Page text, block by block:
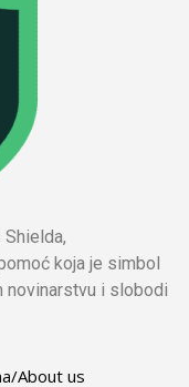
koja je simbol
i slobodi
About us